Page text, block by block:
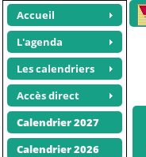
Accueil
L'agenda
Les calendriers
Accès direct
Calendrier 2027
Calendrier 2026